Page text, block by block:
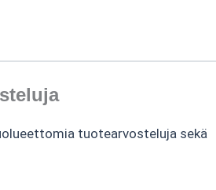
tuotearvosteluja sekä